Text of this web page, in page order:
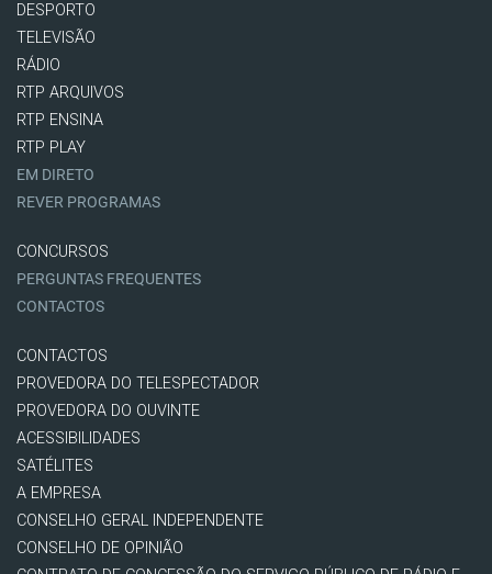
DESPORTO
TELEVISÃO
RÁDIO
RTP ARQUIVOS
RTP ENSINA
RTP PLAY
EM DIRETO
REVER PROGRAMAS
CONCURSOS
PERGUNTAS FREQUENTES
CONTACTOS
CONTACTOS
PROVEDORA DO TELESPECTADOR
PROVEDORA DO OUVINTE
ACESSIBILIDADES
SATÉLITES
A EMPRESA
CONSELHO GERAL INDEPENDENTE
CONSELHO DE OPINIÃO